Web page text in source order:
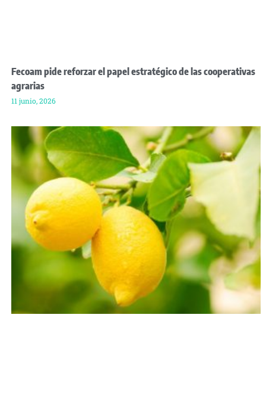
Fecoam pide reforzar el papel estratégico de las cooperativas
agrarias
11 junio, 2026